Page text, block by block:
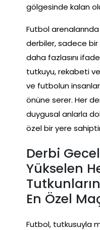
gölgesinde kalan
Futbol
derbiler, sadece
daha fazlasını
tutkuyu, rekabeti
ve futbolun
önüne serer. Her
duygusal anlarla
özel bir yere
Derbi
Yükselen
En Özel
Futbol, tutkusuyla